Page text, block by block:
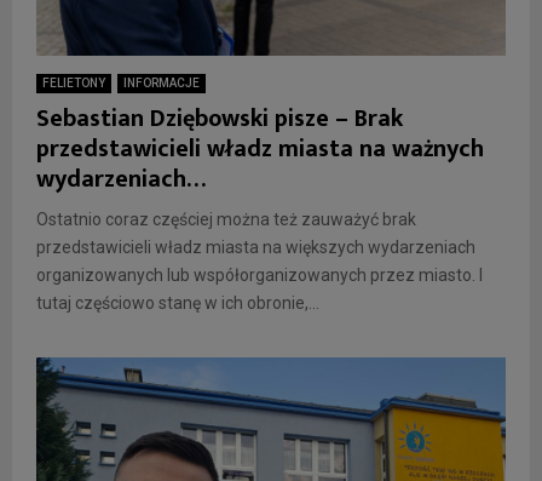
FELIETONY INFORMACJE
Sebastian Dziębowski pisze – Brak
przedstawicieli władz miasta na ważnych
wydarzeniach…
Ostatnio coraz częściej można też zauważyć brak
przedstawicieli władz miasta na większych wydarzeniach
organizowanych lub współorganizowanych przez miasto. I
tutaj częściowo stanę w ich obronie,...